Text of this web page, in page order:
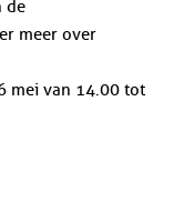
de
meer over
mei van 14.00 tot